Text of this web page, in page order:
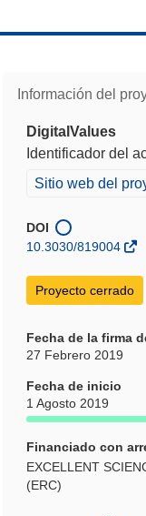
Información del
DigitalValues
Identificador del
(se
una
nueva
Sitio web del
DOI
10.3030/819004
Proyecto cerrado
Fecha de la firma
27 Febrero 2019
Fecha de inicio
1 Agosto 2019
Financiado con
EXCELLENT
(ERC)